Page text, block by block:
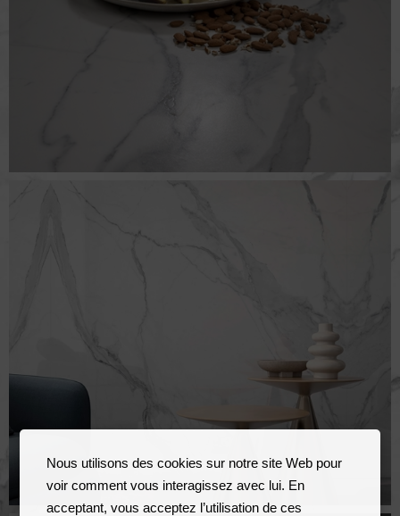
Nous utilisons des cookies sur notre site Web pour
voir comment vous interagissez avec lui. En
acceptant, vous acceptez l’utilisation de ces